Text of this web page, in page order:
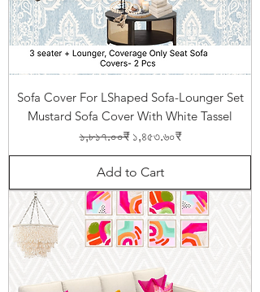
Sofa Cover For LShaped Sofa-Lounger Set
Mustard Sofa Cover With White Tassel
Regular Price
১,৮১৭.০০₹ Sale Price
১,৪৫৩.৬০₹
Add to Cart